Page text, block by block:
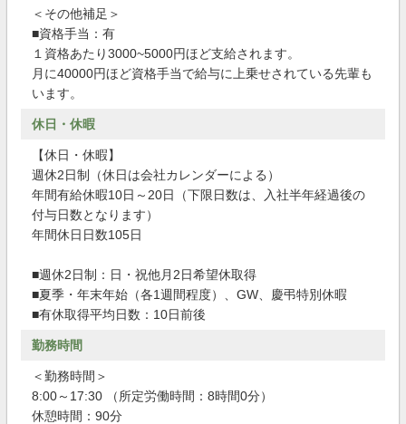
＜その他補足＞
■資格手当：有
１資格あたり3000~5000円ほど支給されます。
月に40000円ほど資格手当で給与に上乗せされている先輩も
います。
休日・休暇
【休日・休暇】
週休2日制（休日は会社カレンダーによる）
年間有給休暇10日～20日（下限日数は、入社半年経過後の
付与日数となります）
年間休日日数105日
■週休2日制：日・祝他月2日希望休取得
■夏季・年末年始（各1週間程度）、GW、慶弔特別休暇
■有休取得平均日数：10日前後
勤務時間
＜勤務時間＞
8:00～17:30 （所定労働時間：8時間0分）
休憩時間：90分